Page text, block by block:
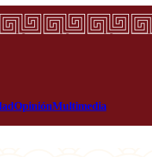
OpiniónMultimedia